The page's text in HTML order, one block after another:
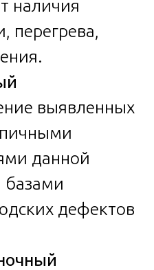
наличия
перегрева,
выявленных
данной
дефектов